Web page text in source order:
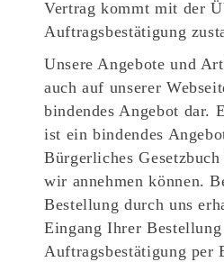
Vertrag kommt mit der
Auftragsbestätigung
Unsere Angebote und
auch auf unserer
bindendes Angebot dar.
ist ein bindendes
Bürgerliches
wir annehmen können.
Bestellung durch uns
Eingang Ihrer
Auftragsbestätigung